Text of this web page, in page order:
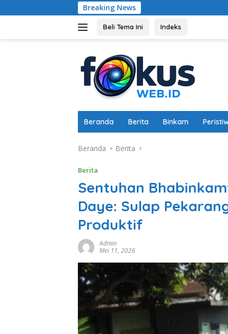
ke
Breaking News Dukung
Beli Tema Ini Indeks
Beranda Berita Binkam
Beranda Berita
Berita
Sentuhan
Daye: Sulap
Produktif
Admin
Mei 11, 2026